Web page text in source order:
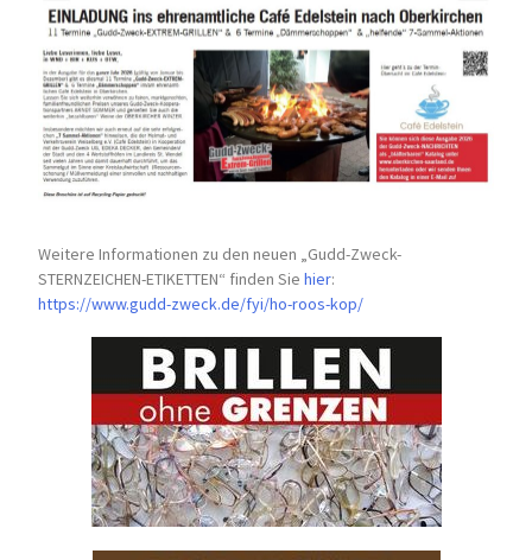
Weitere Informationen zu den neuen „Gudd-Zweck-
STERNZEICHEN-ETIKETTEN“ finden Siehier:
https://www.gudd-zweck.de/fyi/ho-roos-kop/